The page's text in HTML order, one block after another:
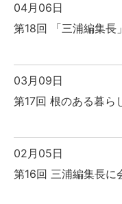
04月06日
第18回 「三浦編集長
03月09日
第17回 根のある暮ら
02月05日
第16回 三浦編集長に